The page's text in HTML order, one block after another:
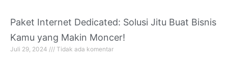
Paket Internet Dedicated: Solusi Jitu Buat Bisnis
Kamu yang Makin Moncer!
Juli 29, 2024 Tidak ada komentar